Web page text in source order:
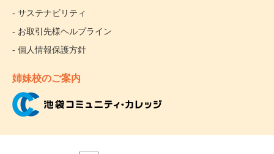
- サステナビリティ
- お取引先様ヘルプライン
- 個人情報保護方針
姉妹校のご案内